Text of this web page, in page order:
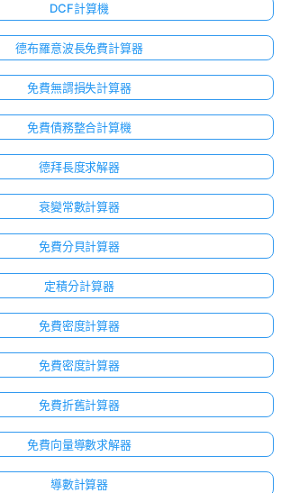
DCF計算機
德布羅意波長免費計算器
免費無謂損失計算器
免費債務整合計算機
德拜長度求解器
衰變常數計算器
免費分貝計算器
定積分計算器
免費密度計算器
免費密度計算器
免費折舊計算器
免費向量導數求解器
導數計算器